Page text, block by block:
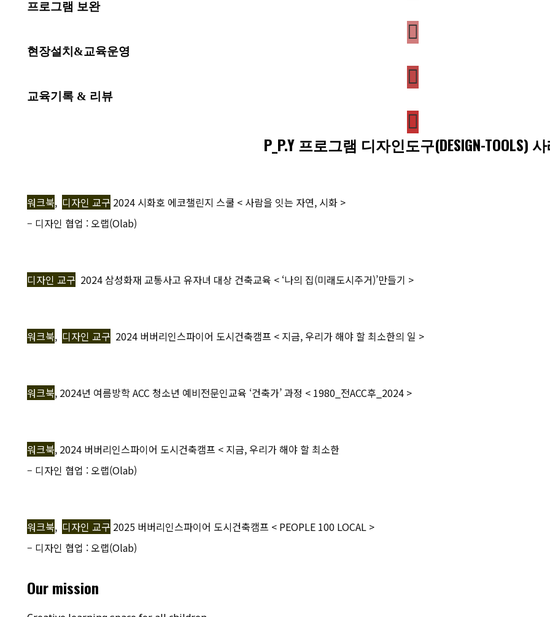
프로그램 보완
현장설치&교육운영
교육기록 & 리뷰
P_P.Y 프로그램 디자인도구(DESIGN-TOOLS)
워크북, 디자인 교구 2024 시화호 에코챌린지 스쿨 < 사람을 잇는 자연, 시화 >
– 디자인 협업 : 오랩(Olab)
디자인 교구 2024 삼성화재 교통사고 유자녀 대상 건축교육 < ‘나의 집(미래도시주거)’만들기 >
워크북, 디자인 교구 2024 버버리인스파이어 도시건축캠프 < 지금, 우리가 해야 할 최소한의 일 >
워크북, 2024년 여름방학 ACC 청소년 예비전문인교육 ‘건축가’ 과정 < 1980_전ACC후_2024 >
워크북, 2024 버버리인스파이어 도시건축캠프 < 지금, 우리가 해야 할 최소한
– 디자인 협업 : 오랩(Olab)
워크북, 디자인 교구 2025 버버리인스파이어 도시건축캠프 < PEOPLE 100 LOCAL >
– 디자인 협업 : 오랩(Olab)
Our mission